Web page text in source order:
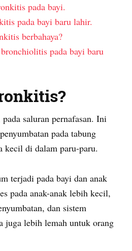
pada bayi.
pada bayi baru lahir.
berbahaya?
pada bayi baru
saluran pernafasan. Ini
pada tabung
kecil di dalam paru-paru.
terjadi pada bayi dan anak
pada anak-anak lebih kecil,
dan sistem
juga lebih lemah untuk orang